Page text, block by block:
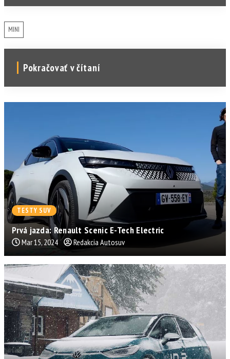
MINI
Pokračovať v čítaní
TESTY SUV
Prvá jazda: Renault Scenic E-Tech Electric
Mar 15, 2024 Redakcia Autosuv